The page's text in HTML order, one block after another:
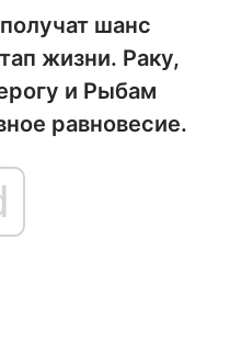
шанс
жизни. Раку,
и Рыбам
равновесие.